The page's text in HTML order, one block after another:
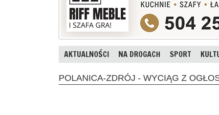
AKTUALNOŚCI NA DROGACH SPORT
POLANICA-ZDRÓJ - WYCIĄG Z